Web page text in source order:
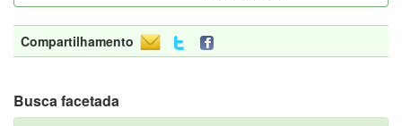
Compartilhamento
Busca facetada